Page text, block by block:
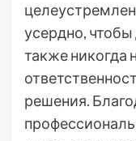
усердно,
также никогда
решения.